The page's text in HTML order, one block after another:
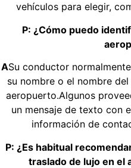
vehículos para elegir,
P: ¿Cómo puedo
ASu conductor
su nombre o el nombre
aeropuerto.Algunos
un mensaje de texto con
información de
P: ¿Es habitual
traslado de lujo en el